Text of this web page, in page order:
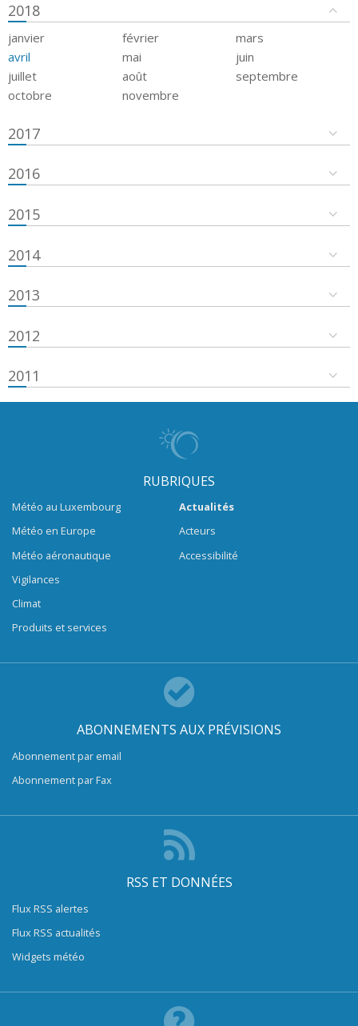
2018
janvier février
mars
avril
mai
juin
juillet
août
septembre
octobre
novembre
2017
2016
2015
2014
2013
2012
2011
RUBRIQUES
Météo au Luxembourg
Météo en Europe
Météo aéronautique
Vigilances
Climat
Produits et services
Actualités
Acteurs
Accessibilité
ABONNEMENTS AUX PRÉVISIONS
Abonnement par email
Abonnement par Fax
RSS ET DONNÉES
Flux RSS alertes
Flux RSS actualités
Widgets météo